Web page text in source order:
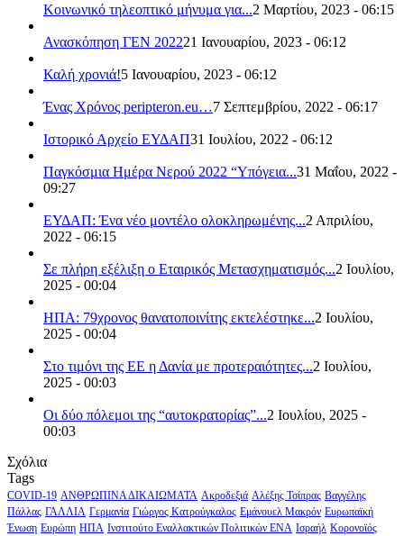
Κοινωνικό τηλεοπτικό μήνυμα για...2 Μαρτίου, 2023 - 06:15
Ανασκόπηση ΓΕΝ 202221 Ιανουαρίου, 2023 - 06:12
Καλή χρονιά!5 Ιανουαρίου, 2023 - 06:12
Ένας Χρόνος peripteron.eu…7 Σεπτεμβρίου, 2022 - 06:17
Ιστορικό Αρχείο ΕΥΔΑΠ31 Ιουλίου, 2022 - 06:12
Παγκόσμια Ημέρα Νερού 2022 “Υπόγεια...31 Μαΐου, 2022 -
09:27
ΕΥΔΑΠ: Ένα νέο μοντέλο ολοκληρωμένης...2 Απριλίου,
2022 - 06:15
Σε πλήρη εξέλιξη ο Εταιρικός Μετασχηματισμός...2 Ιουλίου,
2025 - 00:04
ΗΠΑ: 79χρονος θανατοποινίτης εκτελέστηκε...2 Ιουλίου,
2025 - 00:04
Στο τιμόνι της ΕΕ η Δανία με προτεραιότητες...2 Ιουλίου,
2025 - 00:03
Οι δύο πόλεμοι της “αυτοκρατορίας”...2 Ιουλίου, 2025 -
00:03
Σχόλια
Tags
COVID-19 ΑΝΘΡΩΠΙΝΑ ΔΙΚΑΙΩΜΑΤΑ Ακροδεξιά Αλέξης Τσίπρας Βαγγέλης
Πάλλας ΓΑΛΛΙΑ Γερμανία Γιώργος Κατρούγκαλος Εμάνουελ Μακρόν Ευρωπαϊκή
Ένωση Ευρώπη ΗΠΑ Ινστιτούτο Εναλλακτικών Πολιτικών ΕΝΑ Ισραήλ Κορονοϊός